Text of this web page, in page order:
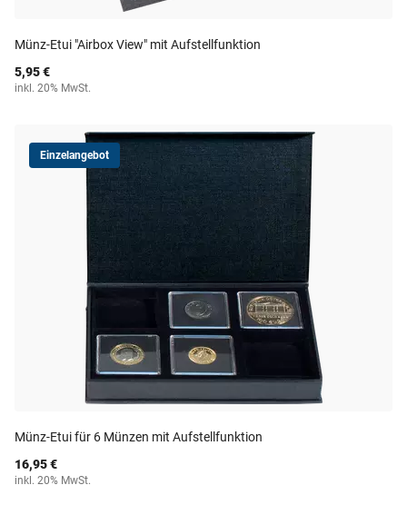
Münz-Etui "Airbox View" mit Aufstellfunktion
5,95 €
inkl. 20% MwSt.
Einzelangebot
Münz-Etui für 6 Münzen mit Aufstellfunktion
16,95 €
inkl. 20% MwSt.